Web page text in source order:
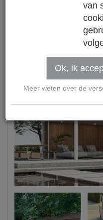
Maluwi wit loungeruimte
van
Ok, ik
Meer weten over de